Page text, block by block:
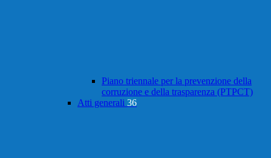
Piano triennale per la prevenzione della
corruzione e della trasparenza (PTPCT)
Atti generali 36